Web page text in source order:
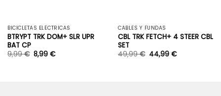
BICICLETAS ELÉCTRICAS
BTRYPT TRK DOM+ SLR UPR
BAT CP
9,99€ 8,99€
CABLES Y FUNDAS
CBL TRK FETCH+ 4 STEER CBL
SET
49,99€ 44,99€